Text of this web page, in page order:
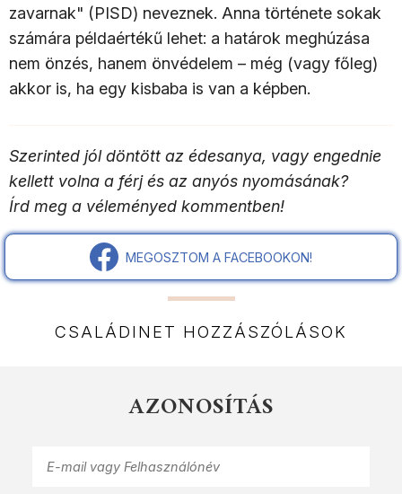
zavarnak" (PISD) neveznek. Anna története sokak
számára példaértékű lehet: a határok meghúzása
nem önzés, hanem önvédelem – még (vagy főleg)
akkor is, ha egy kisbaba is van a képben.
Szerinted jól döntött az édesanya, vagy engednie
kellett volna a férj és az anyós nyomásának?
Írd meg a véleményed kommentben!
MEGOSZTOM A FACEBOOKON!
CSALÁDINET HOZZÁSZÓLÁSOK
AZONOSÍTÁS